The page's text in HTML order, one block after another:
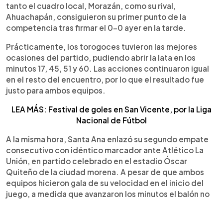
tanto el cuadro local, Morazán, como su rival,
Ahuachapán, consiguieron su primer punto de la
competencia tras firmar el 0-0 ayer en la tarde.
Prácticamente, los torogoces tuvieron las mejores
ocasiones del partido, pudiendo abrir la lata en los
minutos 17, 45, 51 y 60. Las acciones continuaron igual
en el resto del encuentro, por lo que el resultado fue
justo para ambos equipos.
LEA MÁS: Festival de goles en San Vicente, por la Liga
Nacional de Fútbol
A la misma hora, Santa Ana enlazó su segundo empate
consecutivo con idéntico marcador ante Atlético La
Unión, en partido celebrado en el estadio Óscar
Quiteño de la ciudad morena. A pesar de que ambos
equipos hicieron gala de su velocidad en el inicio del
juego, a medida que avanzaron los minutos el balón no